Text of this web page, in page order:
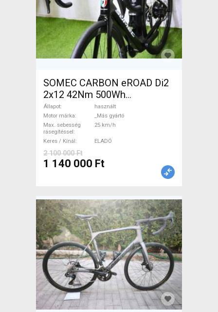
SOMEC CARBON eROAD Di2
2x12 42Nm 500Wh
Elektromos Országúti / Gravel
_Más gyártó használt ELADÓ
Állapot
használt
Motor márka
_Más gyártó
Max. sebesség
rásegítéssel
25 km/h
Keres / Kínál ELADÓ
2 100 000 Ft
1 140 000 Ft